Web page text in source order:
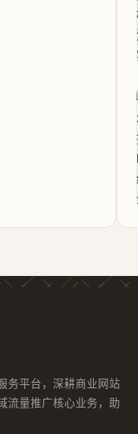
务平台，深耕商业网站
流量推广核心业务，助